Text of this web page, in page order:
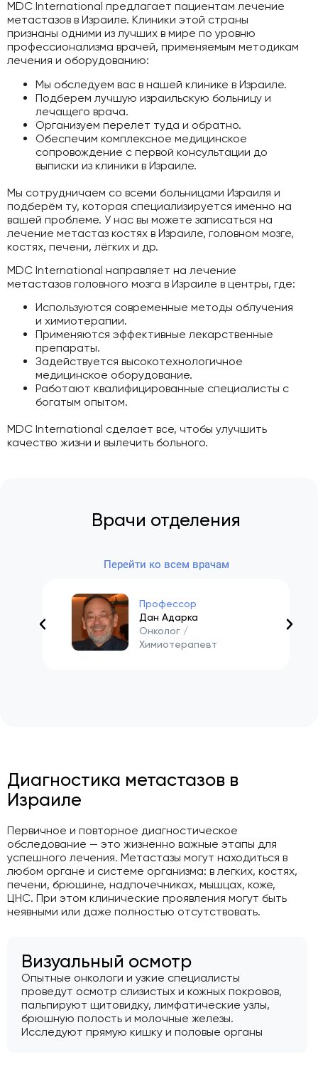
MDC International предлагает пациентам лечение
метастазов в Израиле. Клиники этой страны
признаны одними из лучших в мире по уровню
профессионализма врачей, применяемым методикам
лечения и оборудованию:
Мы обследуем вас в нашей клинике в Израиле.
Подберем лучшую израильскую больницу и
лечащего врача.
Организуем перелет туда и обратно.
Обеспечим комплексное медицинское
сопровождение с первой консультации до
выписки из клиники в Израиле.
Мы сотрудничаем со всеми больницами Израиля и
подберём ту, которая специализируется именно на
вашей проблеме. У нас вы можете записаться на
лечение метастаз костях в Израиле, головном мозге,
костях, печени, лёгких и др.
MDC International направляет на лечение
метастазов головного мозга в Израиле в центры, где:
Используются современные методы облучения
и химиотерапии.
Применяются эффективные лекарственные
препараты.
Задействуется высокотехнологичное
медицинское оборудование.
Работают квалифицированные специалисты с
богатым опытом.
MDC International сделает все, чтобы улучшить
качество жизни и вылечить больного.
Врачи отделения
Перейти ко всем врачам
Профессор
Дан Адарка
Онколог /
Химиотерапевт
Диагностика метастазов в
Израиле
Первичное и повторное диагностическое
обследование — это жизненно важные этапы для
успешного лечения. Метастазы могут находиться в
любом органе и системе организма: в легких, костях,
печени, брюшине, надпочечниках, мышцах, коже,
ЦНС. При этом клинические проявления могут быть
неявными или даже полностью отсутствовать.
Визуальный осмотр
Опытные онкологи и узкие специалисты
проведут осмотр слизистых и кожных покровов,
пальпируют щитовидку, лимфатические узлы,
брюшную полость и молочные железы.
Исследуют прямую кишку и половые органы